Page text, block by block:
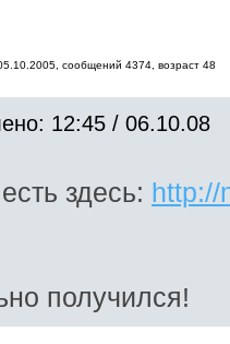
cообщений 4374, возраст 48
12:45 / 06.10.08
здесь:
получился!